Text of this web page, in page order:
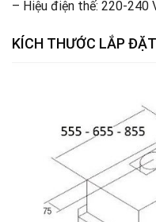
– Hiệu điện thế: 220-240
KÍCH THƯỚC LẮP